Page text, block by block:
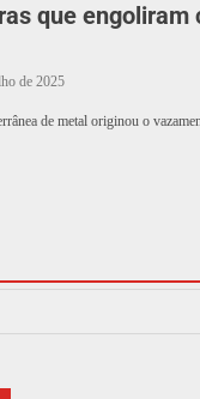
que engoliram
de 2025
de metal originou o